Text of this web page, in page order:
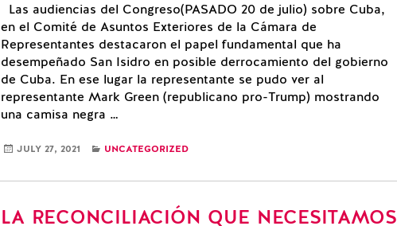
Las audiencias del Congreso(PASADO 20 de julio) sobre Cuba,
en el Comité de Asuntos Exteriores de la Cámara de
Representantes destacaron el papel fundamental que ha
desempeñado San Isidro en posible derrocamiento del gobierno
de Cuba. En ese lugar la representante se pudo ver al
representante Mark Green (republicano pro-Trump) mostrando
una camisa negra …
JULY 27, 2021 CATEGORIES
UNCATEGORIZED
LA RECONCILIACIÓN QUE NECESITAMOS